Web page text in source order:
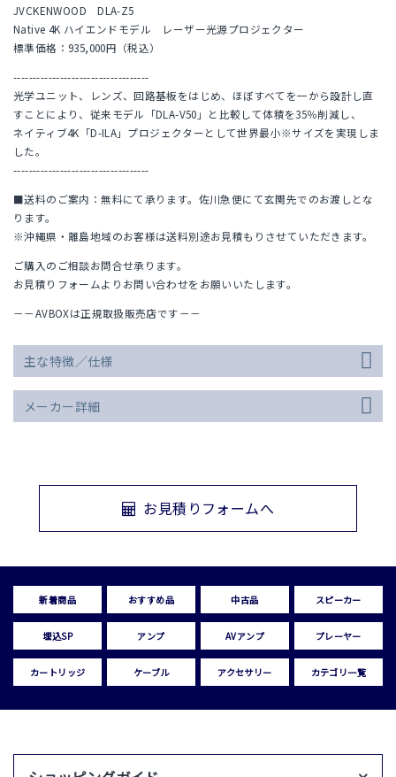
JVCKENWOOD DLA-Z5
Native 4K ハイエンドモデル レーザー光源プロジェクター
標準価格：935,000円（税込）
-----------------------------------
光学ユニット、レンズ、回路基板をはじめ、ほぼすべてを一から設計し直
すことにより、従来モデル「DLA-V50」と比較して体積を35％削減し、
ネイティブ4K「D-ILA」プロジェクターとして世界最小※サイズを実現しま
した。
-----------------------------------
■送料のご案内：無料にて承ります。佐川急便にて玄関先でのお渡しとな
ります。
※沖縄県・離島地域のお客様は送料別途お見積もりさせていただきます。
ご購入のご相談お問合せ承ります。
お見積りフォームよりお問い合わせをお願いいたします。
－－AVBOXは正規取扱販売店です－－
主な特徴／仕様
メーカー詳細
お見積りフォームへ
新着商品 おすすめ品 中古品 スピーカー
埋込SP アンプ AVアンプ プレーヤー
カートリッジ ケーブル アクセサリー カテゴリ一覧